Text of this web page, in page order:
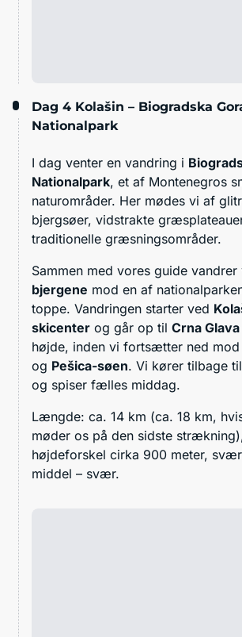
Dag 4 Kolašin – Biogradska
Nationalpark
I dag venter en vandring i
Nationalpark, et af Montenegros
naturområder. Her mødes vi af
bjergsøer, vidstrakte
traditionelle græsningsområder.
Sammen med vores guide vandrer
bjergene mod en af
toppe. Vandringen starter ved
skicenter og går op til Crna Glava
højde, inden vi fortsætter ned mod
og Pešica-søen. Vi kører tilbage
og spiser fælles middag.
Længde: ca. 14 km (ca. 18 km,
møder os på den sidste
højdeforskel cirka 900 meter,
middel – svær.